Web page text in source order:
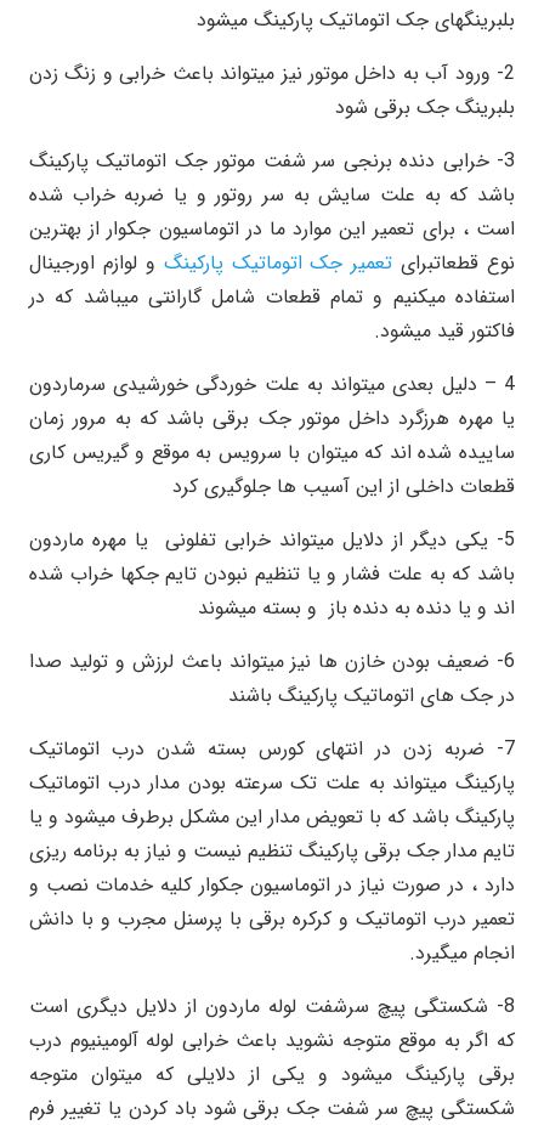
بلبرینگهای جک اتوماتیک پارکینگ میشود
2- ورود آب به داخل موتور نیز میتواند باعث خرابی و زنگ زدن
بلبرینگ جک برقی شود
3- خرابی دنده برنجی سر شفت موتور جک اتوماتیک پارکینگ
باشد که به علت سایش به سر روتور و یا ضربه خراب شده
است ، برای تعمیر این موارد ما در اتوماسیون جکوار از بهترین
نوع قطعاتبرای تعمیر جک اتوماتیک پارکینگ و لوازم اورجینال
استفاده میکنیم و تمام قطعات شامل گارانتی میباشد که در
فاکتور قید میشود.
4 – دلیل بعدی میتواند به علت خوردگی خورشیدی سرماردون
یا مهره هرزگرد داخل موتور جک برقی باشد که به مرور زمان
ساییده شده اند که میتوان با سرویس به موقع و گیریس کاری
قطعات داخلی از این آسیب ها جلوگیری کرد
5- یکی دیگر از دلایل میتواند خرابی تفلونی یا مهره ماردون
باشد که به علت فشار و یا تنظیم نبودن تایم جکها خراب شده
اند و یا دنده به دنده باز و بسته میشوند
6- ضعیف بودن خازن ها نیز میتواند باعث لرزش و تولید صدا
در جک های اتوماتیک پارکینگ باشند
7- ضربه زدن در انتهای کورس بسته شدن درب اتوماتیک
پارکینگ میتواند به علت تک سرعته بودن مدار درب اتوماتیک
پارکینگ باشد که با تعویض مدار این مشکل برطرف میشود و یا
تایم مدار جک برقی پارکینگ تنظیم نیست و نیاز به برنامه ریزی
دارد ، در صورت نیاز در اتوماسیون جکوار کلیه خدمات نصب و
تعمیر درب اتوماتیک و کرکره برقی با پرسنل مجرب و با دانش
انجام میگیرد.
8- شکستگی پیچ سرشفت لوله ماردون از دلایل دیگری است
که اگر به موقع متوجه نشوید باعث خرابی لوله آلومینیوم درب
برقی پارکینگ میشود و یکی از دلایلی که میتوان متوجه
شکستگی پیچ سر شفت جک برقی شود باد کردن یا تغییر فرم